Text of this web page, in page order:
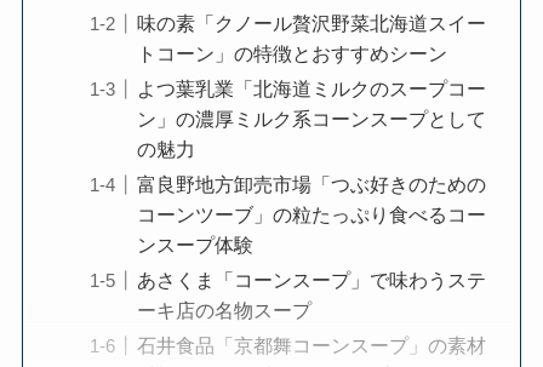
味の素「クノール贅沢野菜北海道スイー
トコーン」の特徴とおすすめシーン
よつ葉乳業「北海道ミルクのスープコー
ン」の濃厚ミルク系コーンスープとして
の魅力
富良野地方卸売市場「つぶ好きのための
コーンツーブ」の粒たっぷり食べるコー
ンスープ体験
あさくま「コーンスープ」で味わうステ
ーキ店の名物スープ
石井食品「京都舞コーンスープ」の素材